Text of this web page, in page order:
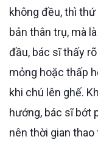
không đều, thì
bản thân trụ, mà
đầu, bác sĩ thấy
mỏng hoặc thấp
khi chú lên ghế.
hướng, bác sĩ bớt
nên thời gian